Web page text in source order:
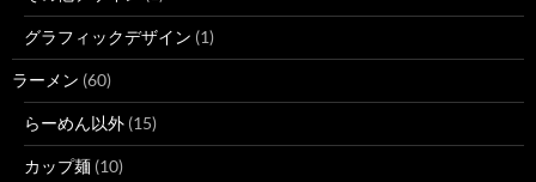
グラフィックデザイン (1)
ラーメン (60)
らーめん以外 (15)
カップ麺 (10)